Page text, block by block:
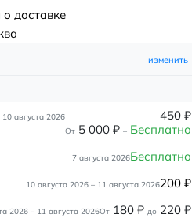
доставке
изменить
10 августа 2026 450 ₽
От 5 000 ₽ – Бесплатно
7 августа 2026Бесплатно
10 августа 2026 – 11 августа 2026200 ₽
2026 – 11 августа 2026От 180 ₽ до 220 ₽